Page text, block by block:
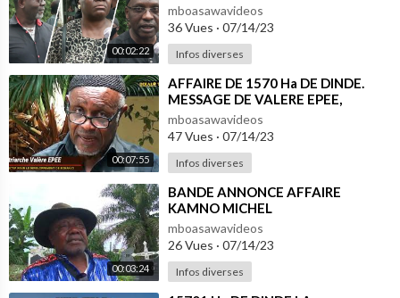
00:02:22
mboasawavideos
36 Vues · 07/14/23
Infos diverses
00:07:55
⁣AFFAIRE DE 1570 Ha DE DINDE.
MESSAGE DE VALERE EPEE,
MEMBRE DU COLLECTIF
mboasawavideos
47 Vues · 07/14/23
Infos diverses
00:03:24
⁣BANDE ANNONCE AFFAIRE
KAMNO MICHEL
mboasawavideos
26 Vues · 07/14/23
Infos diverses